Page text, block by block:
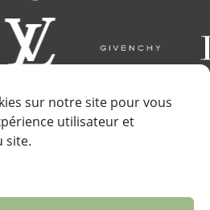
sur notre site pour vous
utilisateur et
site.